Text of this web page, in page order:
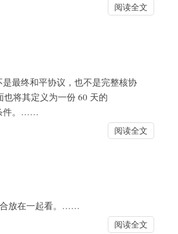
阅读全文
最终和平协议，也不是完整核协
将其定义为一份 60 天的
件。……
阅读全文
合放在一起看。……
阅读全文